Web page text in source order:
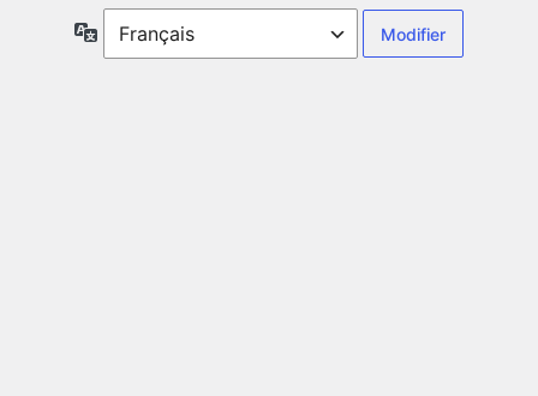
Langue